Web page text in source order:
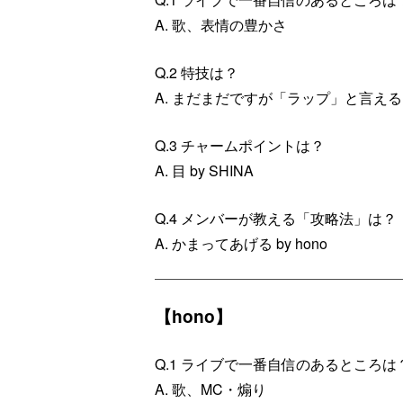
A. 歌、表情の豊かさ
Q.2 特技は？
A. まだまだですが「ラップ」と言え
Q.3 チャームポイントは？
A. 目 by SHINA
Q.4 メンバーが教える「攻略法」は？
A. かまってあげる by hono
【hono】
Q.1 ライブで一番自信のあるところは
A. 歌、MC・煽り